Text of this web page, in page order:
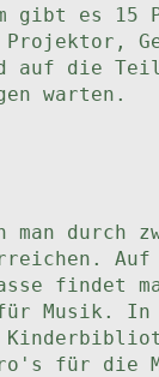
gibt es 15
Projektor,
auf die
warten.
man durch
findet
Musik. In
für die